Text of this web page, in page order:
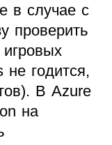
в случае с
проверить
не годится,
В Azure
на